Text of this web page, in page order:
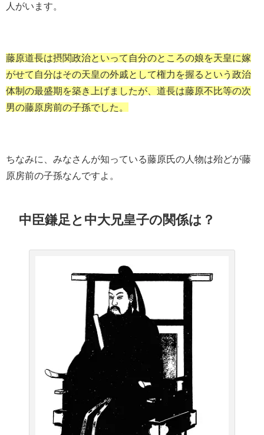
人がいます。
藤原道長は摂関政治といって自分のところの娘を天皇に嫁
がせて自分はその天皇の外戚として権力を握るという政治
体制の最盛期を築き上げましたが、道長は藤原不比等の次
男の藤原房前の子孫でした。
ちなみに、みなさんが知っている藤原氏の人物は殆どが藤
原房前の子孫なんですよ。
中臣鎌足と中大兄皇子の関係は？